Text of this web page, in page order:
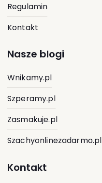
Regulamin
Kontakt
Nasze blogi
Wnikamy.pl
Szperamy.pl
Zasmakuje.pl
Szachyonlinezadarmo.pl
Kontakt